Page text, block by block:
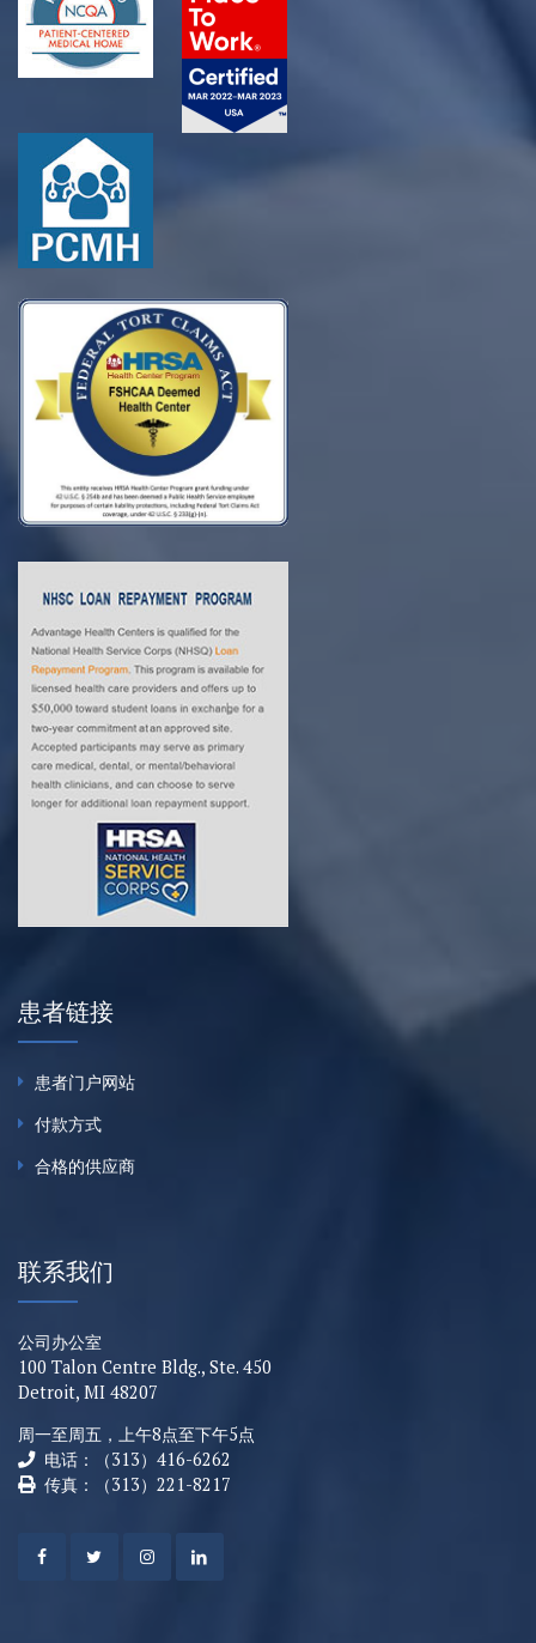
患者链接
患者门户网站
付款方式
合格的供应商
联系我们
公司办公室
100 Talon Centre Bldg., Ste. 450
Detroit, MI 48207
周一至周五，上午8点至下午5点
电话：（313）416-6262
传真：（313）221-8217